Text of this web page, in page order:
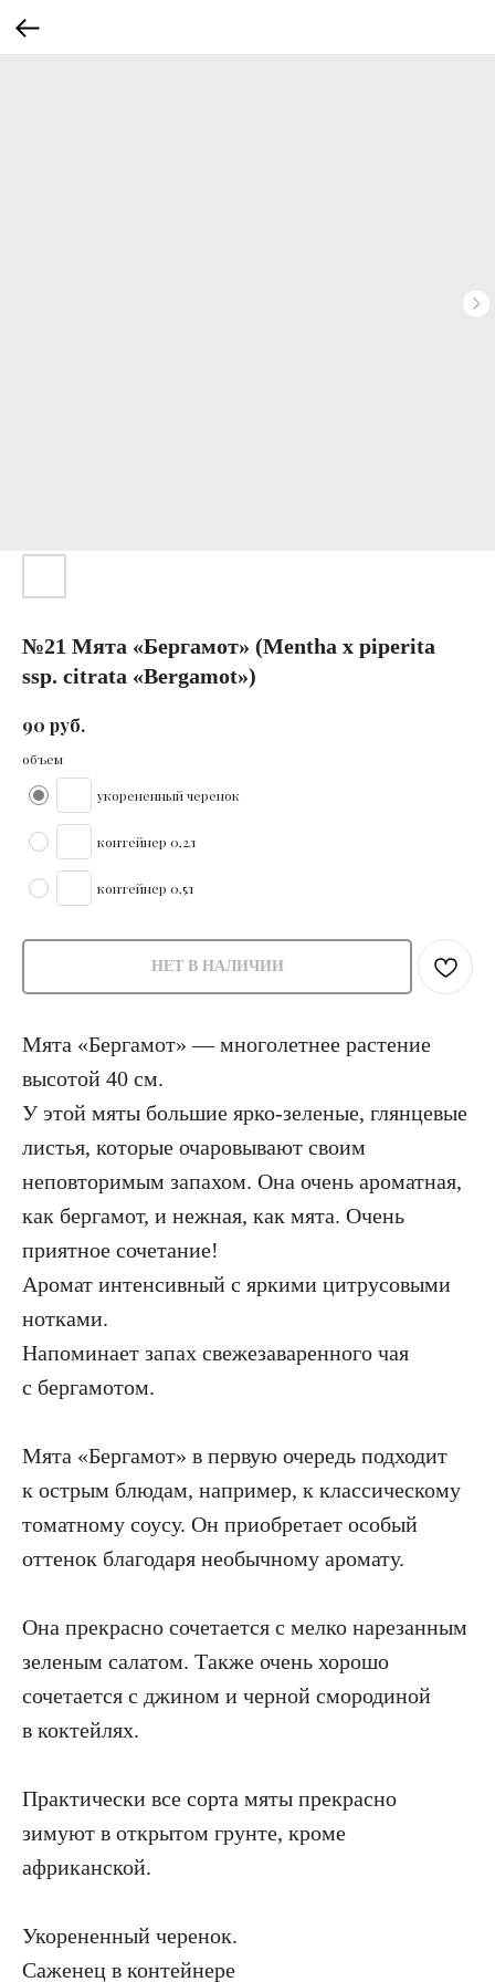
№21 Мята «Бергамот» (Mentha x piperita
ssp. citrata «Bergamot»)
90 руб.
объем
укорененный черенок
контейнер 0,2л
контейнер 0,5л
НЕТ В НАЛИЧИИ
Мята «Бергамот» — многолетнее растение
высотой 40 см.
У этой мяты большие ярко-зеленые, глянцевые
листья, которые очаровывают своим
неповторимым запахом. Она очень ароматная,
как бергамот, и нежная, как мята. Очень
приятное сочетание!
Аромат интенсивный с яркими цитрусовыми
нотками.
Напоминает запах свежезаваренного чая
с бергамотом.
Мята «Бергамот» в первую очередь подходит
к острым блюдам, например, к классическому
томатному соусу. Он приобретает особый
оттенок благодаря необычному аромату.
Она прекрасно сочетается с мелко нарезанным
зеленым салатом. Также очень хорошо
сочетается с джином и черной смородиной
в коктейлях.
Практически все сорта мяты прекрасно
зимуют в открытом грунте, кроме
африканской.
Укорененный черенок.
Саженец в контейнере